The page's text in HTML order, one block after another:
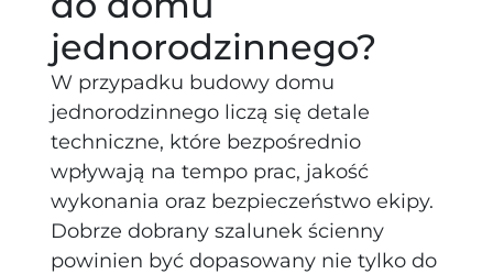
jednorodzinnego?
W przypadku budowy domu
jednorodzinnego liczą się detale
techniczne, które bezpośrednio
wpływają na tempo prac, jakość
wykonania oraz bezpieczeństwo ekipy.
Dobrze dobrany szalunek ścienny
powinien być dopasowany nie tylko do